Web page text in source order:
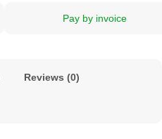
Pay by invoice
Reviews (0)